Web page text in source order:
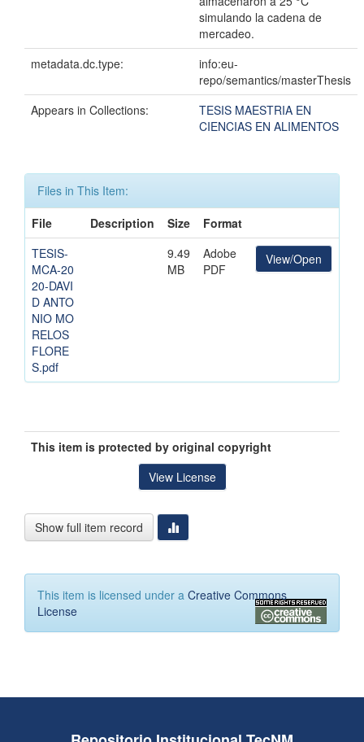
simulando la cadena de
mercadeo.
metadata.dc.type:
info:eu-
repo/semantics/masterThesis
Appears in Collections:
TESIS MAESTRIA EN
CIENCIAS EN ALIMENTOS
Files in This Item:
File
Description Size
Format
TESIS-
MCA-20
20-DAVI
D ANTO
NIO MO
RELOS
FLORE
S.pdf
9.49
MB
Adobe
PDF
View/Open
This item is protected by original copyright
View License
Show full item record
This item is licensed under a Creative Commons
License